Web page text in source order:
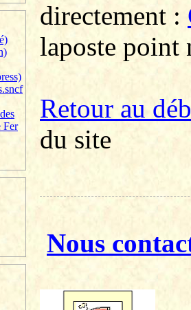
Fer
directement :
laposte point
Retour au
du site
Nous